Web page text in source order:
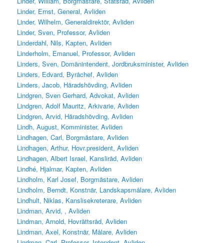
Linder, Ernst, General, Avliden
Linder, Wilhelm, Generaldirektör, Avliden
Linder, Sven, Professor, Avliden
Linderdahl, Nils, Kapten, Avliden
Linderholm, Emanuel, Professor, Avliden
Linders, Sven, Domänintendent, Jordbruksminister, Avliden
Linders, Edvard, Byråchef, Avliden
Linders, Jacob, Häradshövding, Avliden
Lindgren, Sven Gerhard, Advokat, Avliden
Lindgren, Adolf Mauritz, Arkivarie, Avliden
Lindgren, Arvid, Häradshövding, Avliden
Lindh, August, Komminister, Avliden
Lindhagen, Carl, Borgmästare, Avliden
Lindhagen, Arthur, Hovr.president, Avliden
Lindhagen, Albert Israel, Kansliråd, Avliden
Lindhé, Hjalmar, Kapten, Avliden
Lindholm, Karl Josef, Borgmästare, Avliden
Lindholm, Berndt, Konstnär, Landskapsmålare, Avliden
Lindhult, Niklas, Kanslisekreterare, Avliden
Lindman, Arvid, , Avliden
Lindman, Arnold, Hovrättsråd, Avliden
Lindman, Axel, Konstnär, Målare, Avliden